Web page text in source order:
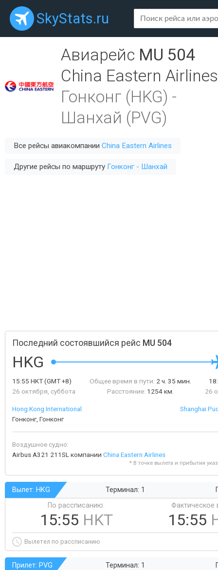
SkyStats.ru
Авиарейс MU 504
China Eastern Airlines
Гонконг (HKG) -
Шанхай (PVG)
Все рейсы авиакомпании China Eastern Airlines
Другие рейсы по маршруту Гонконг - Шанхай
Последний состоявшийся рейс MU 504
HKG
15:55 HKT(GMT +8)
26 октября, суббота
Общее время в пути: 2 ч. 35 мин.
Расстояние: 1254 км.
26
Hong Kong International
Гонконг, Гонконг
Shanghai
Воздушное судно:
Airbus A321 211SL компании China Eastern Airlines
* В точке вылета и прибытия
Вылет: HKG Терминал: 1
По рассписанию:
15:55 HKT
Фактическое
15:55
Вылетел по рассписанию
Прилет: PVG Терминал: 1